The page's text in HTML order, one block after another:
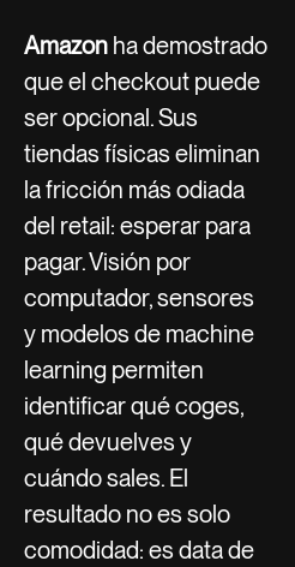
Amazon ha demostrado
que el checkout puede
ser opcional. Sus
tiendas físicas eliminan
la fricción más odiada
del retail: esperar para
pagar. Visión por
computador, sensores
y modelos de machine
learning permiten
identificar qué coges,
qué devuelves y
cuándo sales. El
resultado no es solo
comodidad: es data de